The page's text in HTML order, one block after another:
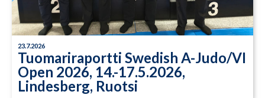
23.7.2026
Tuomariraportti Swedish A-Judo/VI
Open 2026, 14.-17.5.2026,
Lindesberg, Ruotsi